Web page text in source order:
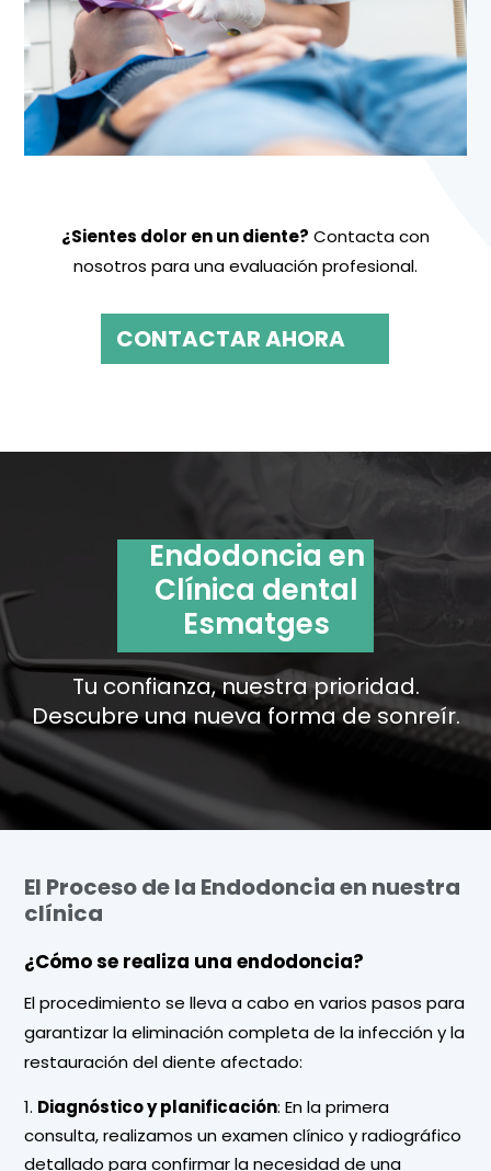
¿Sientes dolor en un diente? Contacta con
nosotros para una evaluación profesional.
CONTACTAR AHORA
Endodoncia en
Clínica dental
Esmatges
Tu confianza, nuestra prioridad.
Descubre una nueva forma de sonreír.
El Proceso de la Endodoncia en nuestra
clínica
¿Cómo se realiza una endodoncia?
El procedimiento se lleva a cabo en varios pasos para
garantizar la eliminación completa de la infección y la
restauración del diente afectado:
Diagnóstico y planificación: En la primera
consulta, realizamos un examen clínico y radiográfico
detallado para confirmar la necesidad de una